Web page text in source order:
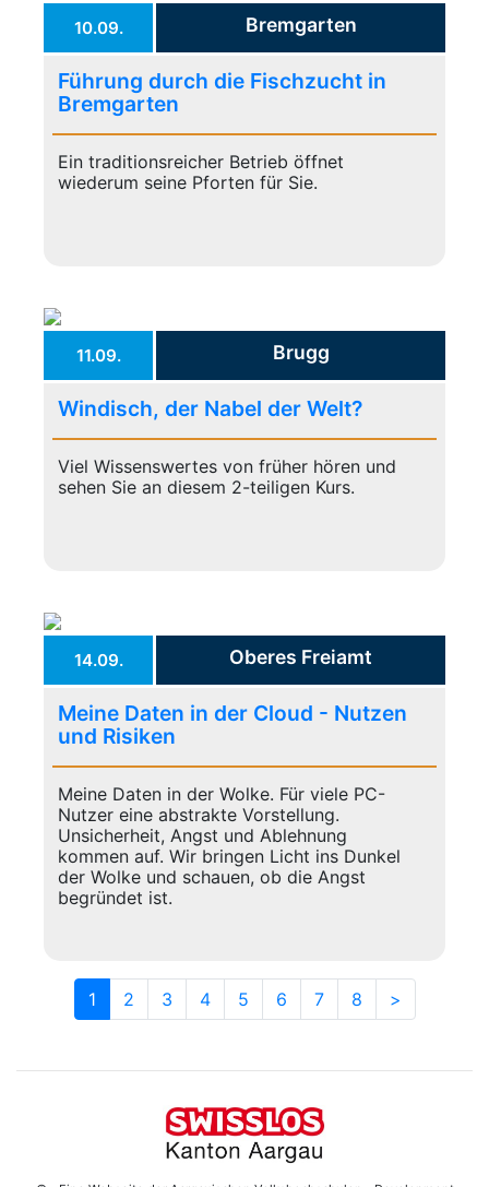
10.09. Bremgarten
Führung durch die Fischzucht in
Bremgarten
Ein traditionsreicher Betrieb öffnet
wiederum seine Pforten für Sie.
11.09. Brugg
Windisch, der Nabel der Welt?
Viel Wissenswertes von früher hören und
sehen Sie an diesem 2-teiligen Kurs.
14.09. Oberes Freiamt
Meine Daten in der Cloud - Nutzen
und Risiken
Meine Daten in der Wolke. Für viele PC-
Nutzer eine abstrakte Vorstellung.
Unsicherheit, Angst und Ablehnung
kommen auf. Wir bringen Licht ins Dunkel
der Wolke und schauen, ob die Angst
begründet ist.
1 2 3 4 5 6 7 8 >